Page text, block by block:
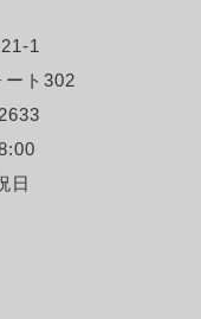
1
ート302
日